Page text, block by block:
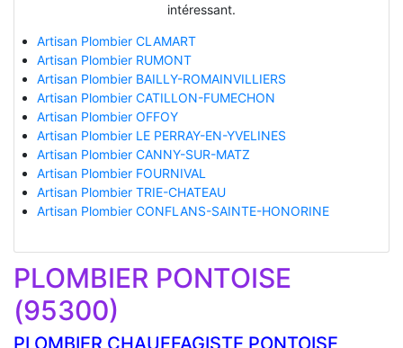
intéressant.
Artisan Plombier CLAMART
Artisan Plombier RUMONT
Artisan Plombier BAILLY-ROMAINVILLIERS
Artisan Plombier CATILLON-FUMECHON
Artisan Plombier OFFOY
Artisan Plombier LE PERRAY-EN-YVELINES
Artisan Plombier CANNY-SUR-MATZ
Artisan Plombier FOURNIVAL
Artisan Plombier TRIE-CHATEAU
Artisan Plombier CONFLANS-SAINTE-HONORINE
PLOMBIER PONTOISE
(95300)
PLOMBIER CHAUFFAGISTE PONTOISE